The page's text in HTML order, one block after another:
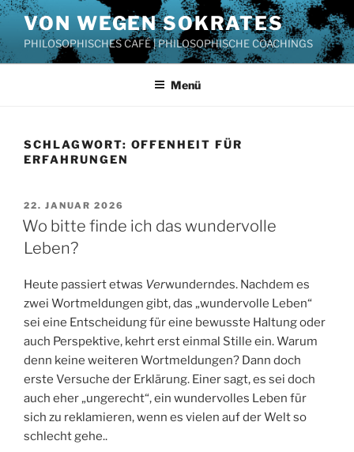
Zum
Inhalt
springen
VON WEGEN SOKRATES
PHILOSOPHISCHES CAFÉ | PHILOSOPHISCHE COACHINGS
Menü
SCHLAGWORT: OFFENHEIT FÜR
ERFAHRUNGEN
VERÖFFENTLICHT
AM
22. JANUAR 2026
Wo bitte finde ich das wundervolle
Leben?
Heute passiert etwas Verwunderndes. Nachdem es
zwei Wortmeldungen gibt, das „wundervolle Leben“
sei eine Entscheidung für eine bewusste Haltung oder
auch Perspektive, kehrt erst einmal Stille ein. Warum
denn keine weiteren Wortmeldungen? Dann doch
erste Versuche der Erklärung. Einer sagt, es sei doch
auch eher „ungerecht“, ein wundervolles Leben für
sich zu reklamieren, wenn es vielen auf der Welt so
schlecht gehe..